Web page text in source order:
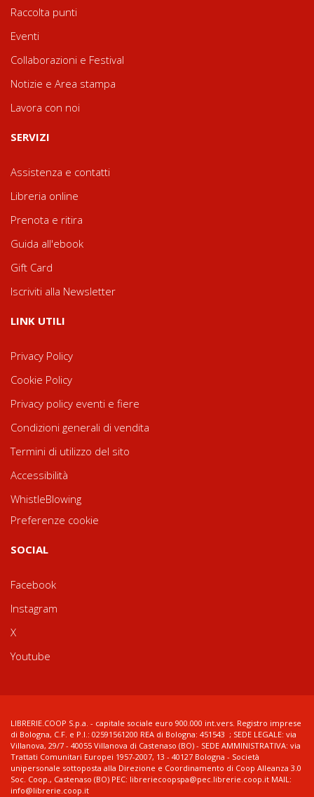
Raccolta punti
Eventi
Collaborazioni e Festival
Notizie e Area stampa
Lavora con noi
SERVIZI
Assistenza e contatti
Libreria online
Prenota e ritira
Guida all'ebook
Gift Card
Iscriviti alla Newsletter
LINK UTILI
Privacy Policy
Cookie Policy
Privacy policy eventi e fiere
Condizioni generali di vendita
Termini di utilizzo del sito
Accessibilità
WhistleBlowing
Preferenze cookie
SOCIAL
Facebook
Instagram
X
Youtube
LIBRERIE.COOP S.p.a. - capitale sociale euro 900.000 int.vers. Registro imprese
di Bologna, C.F. e P.I.: 02591561200 REA di Bologna: 451543 ; SEDE LEGALE: via
Villanova, 29/7 - 40055 Villanova di Castenaso (BO) - SEDE AMMINISTRATIVA: via
Trattati Comunitari Europei 1957-2007, 13 - 40127 Bologna - Società
unipersonale sottoposta alla Direzione e Coordinamento di Coop Alleanza 3.0
Soc. Coop., Castenaso (BO) PEC: libreriecoopspa@pec.librerie.coop.it MAIL:
info@librerie.coop.it